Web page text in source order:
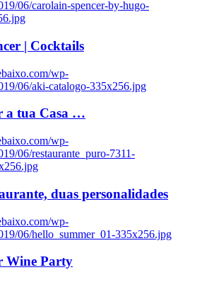
06/carolain-spencer-by-hugo-
| Cocktails
wp-
06/aki-catalogo-335x256.jpg
a tua Casa …
wp-
06/restaurante_puro-7311-
duas personalidades
wp-
06/hello_summer_01-335x256.jpg
Wine Party